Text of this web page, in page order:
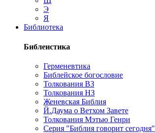
Э
Я
Библиотека
Библеистика
Герменевтика
Библейское богословие
Толкования ВЗ
Толкования НЗ
Женевская Библия
Й.Даума о Ветхом Завете
Толкования Мэтью Генри
Серия "Библия говорит сегодня"